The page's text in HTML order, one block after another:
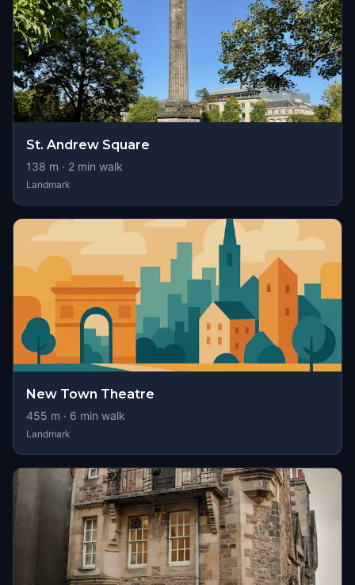
St. Andrew Square
138 m · 2 min walk
Landmark
New Town Theatre
455 m · 6 min walk
Landmark